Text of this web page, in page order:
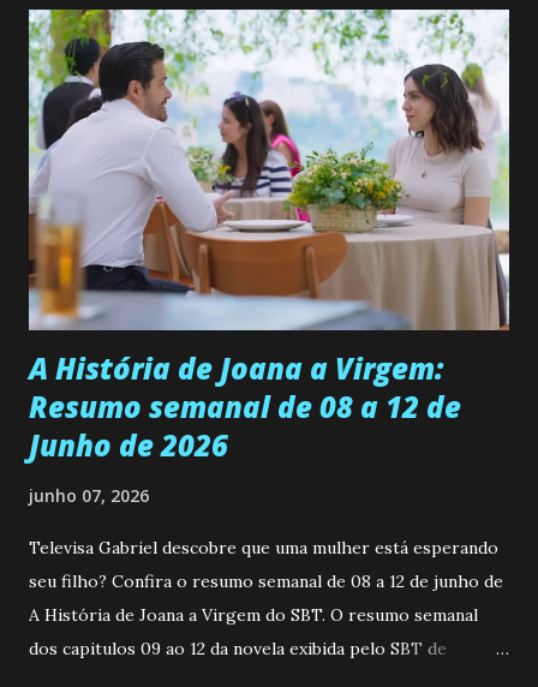
permanecer virgem até encontrar o homem que realmente
ama, o que não é fácil, já que dedica todas as suas energias a
se aprimorar, trabalhando, estudando e se orgulhando de
ser a primeira mulher da família a ingressar na
universidade. Ela tem uma personalidade muito alegre, é
muito madura para a idade, determinada, criativa e
empática. Detesta injustiças e é uma ótima amiga. Pode ser
teimosa e muito persistente quando decide fazer algo.
Durante um exame ginecológico, ela é inseminada por eng...
A História de Joana a Virgem:
Resumo semanal de 08 a 12 de
Junho de 2026
junho 07, 2026
Televisa Gabriel descobre que uma mulher está esperando
seu filho? Confira o resumo semanal de 08 a 12 de junho de
A História de Joana a Virgem do SBT. O resumo semanal
dos capitulos 09 ao 12 da novela exibida pelo SBT de